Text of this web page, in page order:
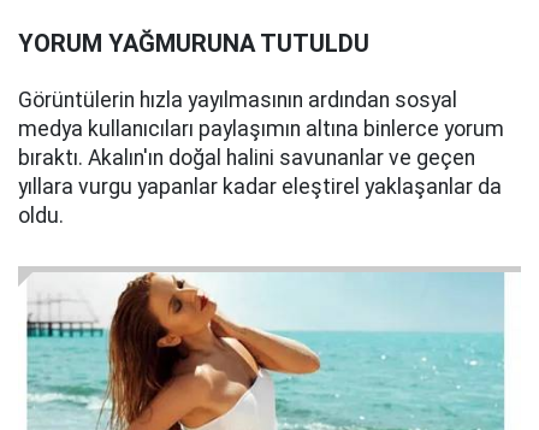
YORUM YAĞMURUNA TUTULDU
Görüntülerin hızla yayılmasının ardından sosyal
medya kullanıcıları paylaşımın altına binlerce yorum
bıraktı. Akalın'ın doğal halini savunanlar ve geçen
yıllara vurgu yapanlar kadar eleştirel yaklaşanlar da
oldu.